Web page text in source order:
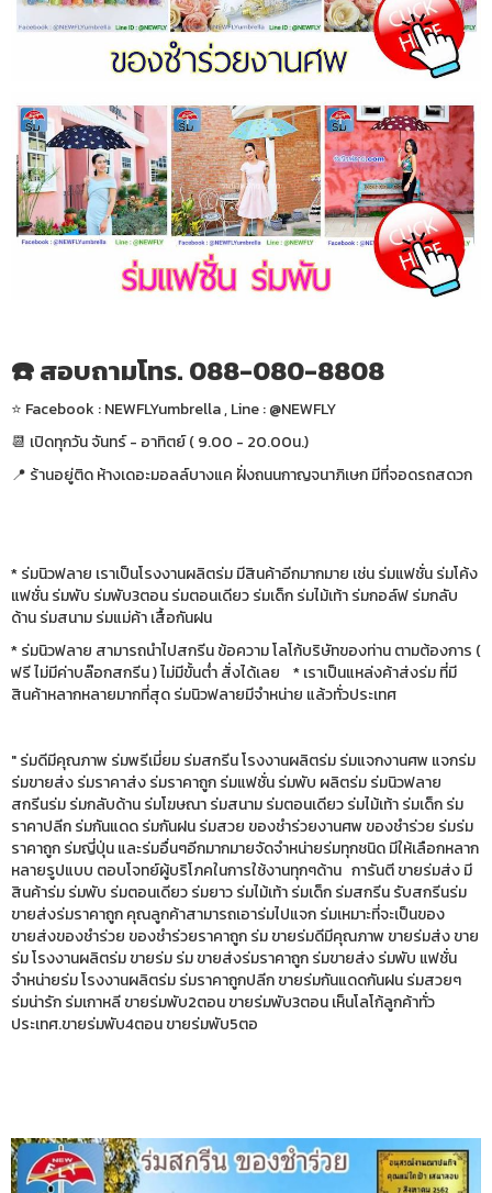
☎️ สอบถามโทร. 088-080-8808
⭐️ Facebook : NEWFLYumbrella , Line : @NEWFLY
📆 เปิดทุกวัน จันทร์ - อาทิตย์ ( 9.00 - 20.00น.)
📍 ร้านอยู่ติด ห้างเดอะมอลล์บางแค ฝั่งถนนกาญจนาภิเษก มีที่จอดรถสดวก
* ร่มนิวฟลาย เราเป็นโรงงานผลิตร่ม มีสินค้าอีกมากมาย เช่น ร่มแฟชั่น ร่มโค้ง
แฟชั่น ร่มพับ ร่มพับ3ตอน ร่มตอนเดียว ร่มเด็ก ร่มไม้เท้า ร่มกอล์ฟ ร่มกลับ
ด้าน ร่มสนาม ร่มแม่ค้า เสื้อกันฝน
* ร่มนิวฟลาย สามารถนำไปสกรีน ข้อความ โลโก้บริษัทของท่าน ตามต้องการ (
ฟรี ไม่มีค่าบล๊อกสกรีน ) ไม่มีขั้นต่ำ สั่งได้เลย * เราเป็นแหล่งค้าส่งร่ม ที่มี
สินค้าหลากหลายมากที่สุด ร่มนิวฟลายมีจำหน่าย แล้วทั่วประเทศ
" ร่มดีมีคุณภาพ ร่มพรีเมี่ยม ร่มสกรีน โรงงานผลิตร่ม ร่มแจกงานศพ แจกร่ม
ร่มขายส่ง ร่มราคาส่ง ร่มราคาถูก ร่มแฟชั่น ร่มพับ ผลิตร่ม ร่มนิวฟลาย
สกรีนร่ม ร่มกลับด้าน ร่มโฆษณา ร่มสนาม ร่มตอนเดียว ร่มไม้เท้า ร่มเด็ก ร่ม
ราคาปลีก ร่มกันแดด ร่มกันฝน ร่มสวย ของชำร่วยงานศพ ของชำร่วย ร่มร่ม
ราคาถูก ร่มญี่ปุ่น และร่มอื่นๆอีกมากมายจัดจำหน่ายร่มทุกชนิด มีให้เลือกหลาก
หลายรูปแบบ ตอบโจทย์ผู้บริโภคในการใช้งานทุกๆด้าน การันตี ขายร่มส่ง มี
สินค้าร่ม ร่มพับ ร่มตอนเดียว ร่มยาว ร่มไม้เท้า ร่มเด็ก ร่มสกรีน รับสกรีนร่ม
ขายส่งร่มราคาถูก คุณลูกค้าสามารถเอาร่มไปแจก ร่มเหมาะที่จะเป็นของ
ขายส่งของชำร่วย ของชำร่วยราคาถูก ร่ม ขายร่มดีมีคุณภาพ ขายร่มส่ง ขาย
ร่ม โรงงานผลิตร่ม ขายร่ม ร่ม ขายส่งร่มราคาถูก ร่มขายส่ง ร่มพับ แฟชั่น
จำหน่ายร่ม โรงงานผลิตร่ม ร่มราคาถูกปลีก ขายร่มกันแดดกันฝน ร่มสวยๆ
ร่มน่ารัก ร่มเกาหลี ขายร่มพับ2ตอน ขายร่มพับ3ตอน เห็นโลโก้ลูกค้าทั่ว
ประเทศ.ขายร่มพับ4ตอน ขายร่มพับ5ตอ